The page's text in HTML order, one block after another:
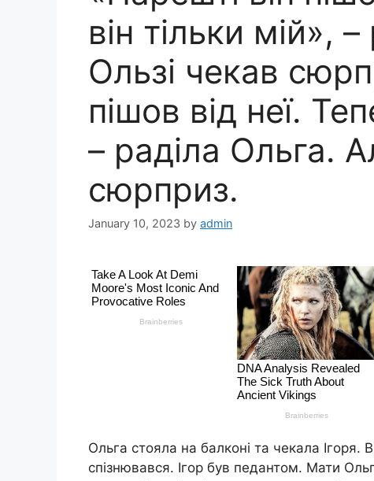
він тільки мій»,
Ользі чекав
пішов від неї.
– раділа Ольга.
сюрприз.
January 10, 2023 by admin
Ольга стояла на балконі та чекала Ігоря.
спізнювався. Ігор був педантом. Мати